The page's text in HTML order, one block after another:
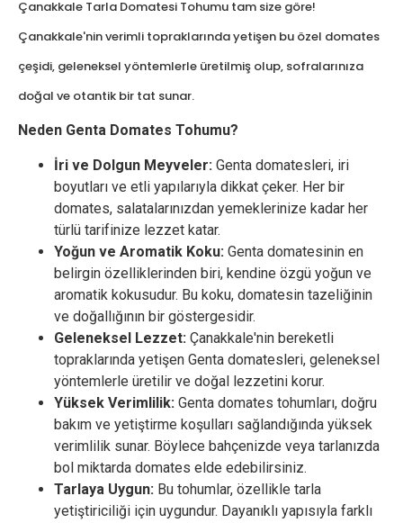
Çanakkale Tarla Domatesi Tohumu tam size göre!
Çanakkale'nin verimli topraklarında yetişen bu özel domates
çeşidi, geleneksel yöntemlerle üretilmiş olup, sofralarınıza
doğal ve otantik bir tat sunar.
Neden Genta Domates Tohumu?
İri ve Dolgun Meyveler: Genta domatesleri, iri
boyutları ve etli yapılarıyla dikkat çeker. Her bir
domates, salatalarınızdan yemeklerinize kadar her
türlü tarifinize lezzet katar.
Yoğun ve Aromatik Koku: Genta domatesinin en
belirgin özelliklerinden biri, kendine özgü yoğun ve
aromatik kokusudur. Bu koku, domatesin tazeliğinin
ve doğallığının bir göstergesidir.
Geleneksel Lezzet: Çanakkale'nin bereketli
topraklarında yetişen Genta domatesleri, geleneksel
yöntemlerle üretilir ve doğal lezzetini korur.
Yüksek Verimlilik: Genta domates tohumları, doğru
bakım ve yetiştirme koşulları sağlandığında yüksek
verimlilik sunar. Böylece bahçenizde veya tarlanızda
bol miktarda domates elde edebilirsiniz.
Tarlaya Uygun: Bu tohumlar, özellikle tarla
yetiştiriciliği için uygundur. Dayanıklı yapısıyla farklı